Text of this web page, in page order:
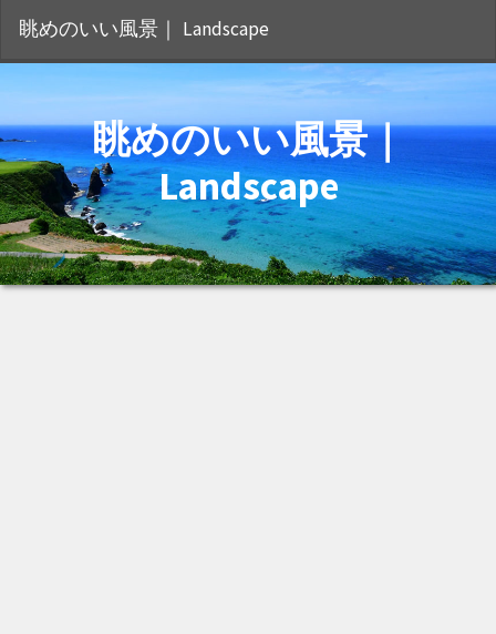
眺めのいい風景｜ Landscape
眺めのいい風景｜
Landscape